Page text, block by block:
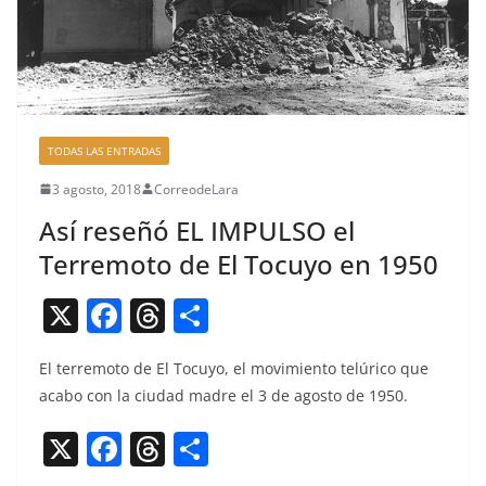
TODAS LAS ENTRADAS
3 agosto, 2018 CorreodeLara
Así reseñó EL IMPULSO el
Terremoto de El Tocuyo en 1950
X F
a
c
e
b
T
h
re
a
d
m
El ter­re­mo­to de El Tocuyo, el movimien­to telúri­co que
acabo con la ciu­dad madre el 3 de agos­to de 1950.
X F T